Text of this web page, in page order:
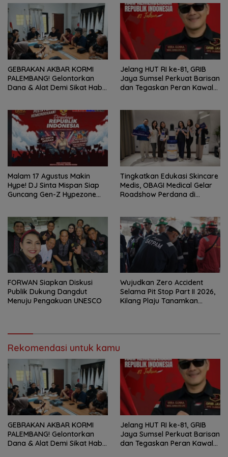
GEBRAKAN AKBAR KORMI
PALEMBANG! Gelontorkan
Dana & Alat Demi Sikat Habis
Jelang HUT RI ke-81, GRIB
Jaya Sumsel Perkuat Barisan
dan Tegaskan Peran Kawal
Malam 17 Agustus Makin
Hype! DJ Sinta Mispan Siap
Guncang Gen-Z Hypezone
Tingkatkan Edukasi Skincare
Medis, OBAGI Medical Gelar
Roadshow Perdana di
FORWAN Siapkan Diskusi
Publik Dukung Dangdut
Menuju Pengakuan UNESCO
Wujudkan Zero Accident
Selama Pit Stop Part II 2026,
Kilang Plaju Tanamkan
Rekomendasi untuk kamu
GEBRAKAN AKBAR KORMI
PALEMBANG! Gelontorkan
Dana & Alat Demi Sikat Habis
Jelang HUT RI ke-81, GRIB
Jaya Sumsel Perkuat Barisan
dan Tegaskan Peran Kawal